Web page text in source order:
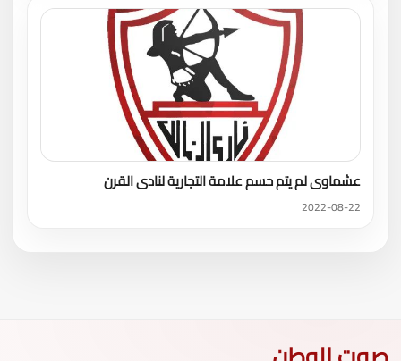
عشماوى لم يتم حسم علامة التجارية لنادى القرن
2022-08-22